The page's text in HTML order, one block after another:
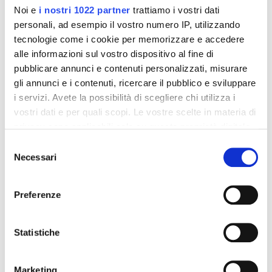
Noi e i nostri 1022 partner trattiamo i vostri dati
personali, ad esempio il vostro numero IP, utilizzando
tecnologie come i cookie per memorizzare e accedere
alle informazioni sul vostro dispositivo al fine di
pubblicare annunci e contenuti personalizzati, misurare
gli annunci e i contenuti, ricercare il pubblico e sviluppare
i servizi. Avete la possibilità di scegliere chi utilizza i
vostri dati e per quali scopi. Le vostre scelte in materia di
modificare o revocare il proprio consenso in qualsiasi
momento dalla Dichiarazione sui cookie o facendo clic
raccogliere informazioni sulla tua posizione
geografica, con un'approssimazione di qualche
delNecessari
Preferenze
Statistiche
Integratori per dimagrire
Amin 21 K al cacao - 21
bustine
55,18 €
carrello
Integratori per dimagrire
Amin 21 K neutro
55,18 €
-42%